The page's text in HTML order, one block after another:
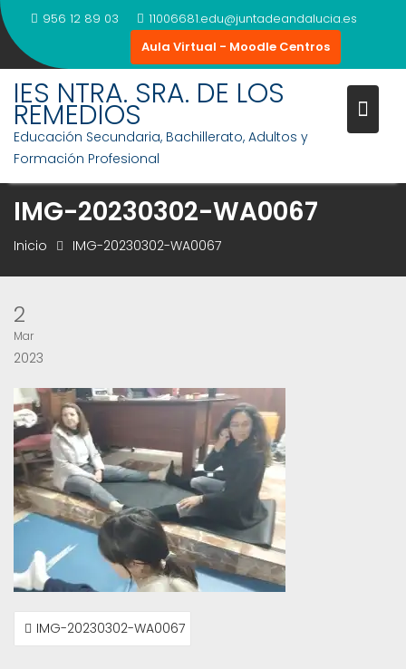
Saltar
al
contenido
956 12 89 03
11006681.edu@juntadeandalucia.es
Aula Virtual - Moodle Centros
IES NTRA. SRA. DE LOS
REMEDIOS
Educación Secundaria, Bachillerato, Adultos y
Formación Profesional
IMG-20230302-WA0067
Inicio IMG-20230302-WA0067
2
Mar
2023
NAVEGACIÓN
DEIMG-20230302-WA0067